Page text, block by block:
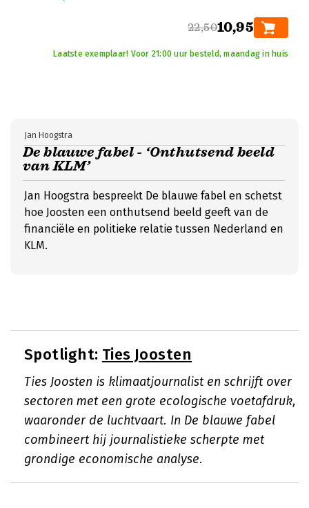
22,5010,95
Laatste exemplaar! Voor 21:00 uur besteld, maandag in huis
De blauwe fabel - ‘Onthutsend beeld
van KLM’
Jan Hoogstra
Jan Hoogstra bespreekt De blauwe fabel en schetst
hoe Joosten een onthutsend beeld geeft van de
financiële en politieke relatie tussen Nederland en
KLM.
Spotlight: Ties Joosten
Ties Joosten is klimaatjournalist en schrijft over
sectoren met een grote ecologische voetafdruk,
waaronder de luchtvaart. In De blauwe fabel
combineert hij journalistieke scherpte met
grondige economische analyse.